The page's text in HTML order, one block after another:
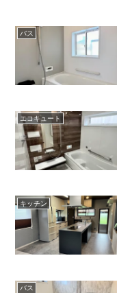
バス
エコキュート
キッチン
バス